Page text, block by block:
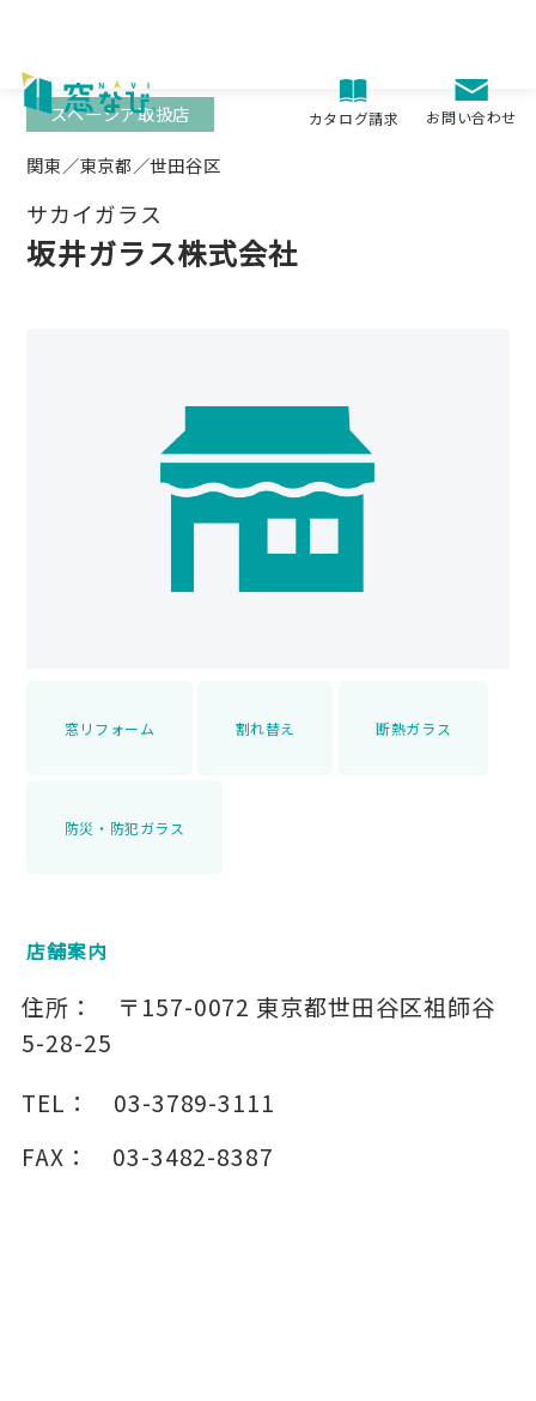
content
カタログ請求 お問い合わせ
関東／東京都／世田谷区
サカイガラス
坂井ガラス株式会社
スペーシア取扱店
窓リフォーム 割れ替え 断熱ガラス
防災・防犯ガラス
店舗案内
住所： 〒157-0072 東京都世田谷区祖師谷
5-28-25
TEL：
03-3789-3111
FAX：
03-3482-8387